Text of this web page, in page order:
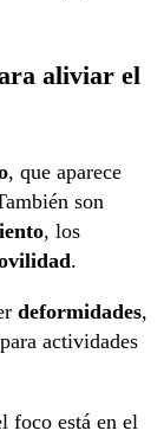
aliviar el
, que aparece
son
, los
.
deformidades,
actividades
foco está en el